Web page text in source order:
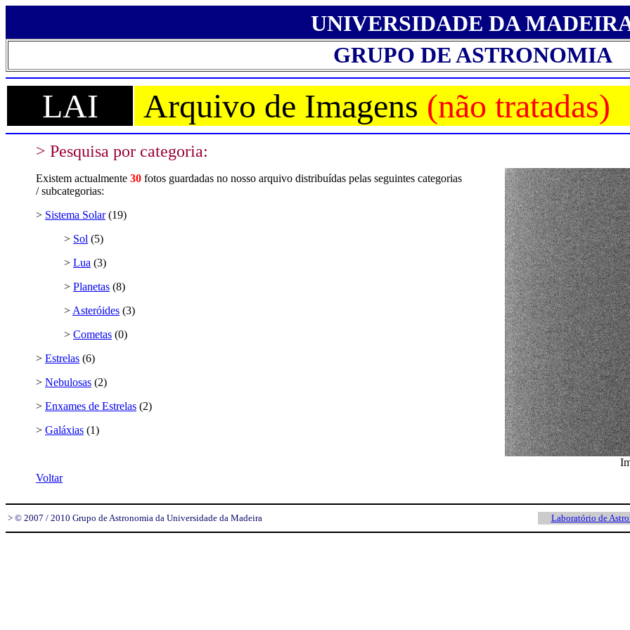
UNIVERSIDADE DA
GRUPO DE ASTRONOMIA
LAI Arquivo de Imagens (não tratadas)
> Pesquisa por categoria:
Existem actualmente 30 fotos guardadas no nosso arquivo distribuídas pelas seguintes categorias
/ subcategorias:
> Sistema Solar (19)
> Sol (5)
> Lua (3)
> Planetas (8)
> Asteróides (3)
> Cometas (0)
> Estrelas (6)
> Nebulosas (2)
> Enxames de Estrelas (2)
> Galáxias (1)
Voltar
> © 2007 / 2010 Grupo de Astronomia da Universidade da Madeira Laboratório de